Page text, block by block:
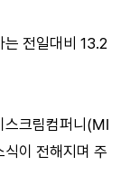
는 전일대비 13.2
스크림컴퍼니(MI
이 전해지며 주